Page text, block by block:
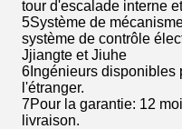
tour d'escalade interne
5Système de
système de contrôle
Jjiangte et Jiuhe
6Ingénieurs disponibles
l'étranger.
7Pour la garantie: 12
livraison.